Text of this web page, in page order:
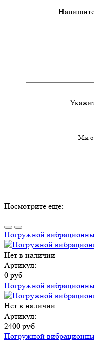
Мы
Посмотрите еще:
Погружной
Нет в наличии
Артикул:
0 руб
Погружной
Нет в наличии
Артикул:
2400 руб
Погружной